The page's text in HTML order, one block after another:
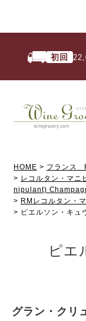
初回
HOME フランス
レコルタン・マ
nipulant)
RMレコルタン・
ピエルソン・キ
ピエ
グラン・クリ